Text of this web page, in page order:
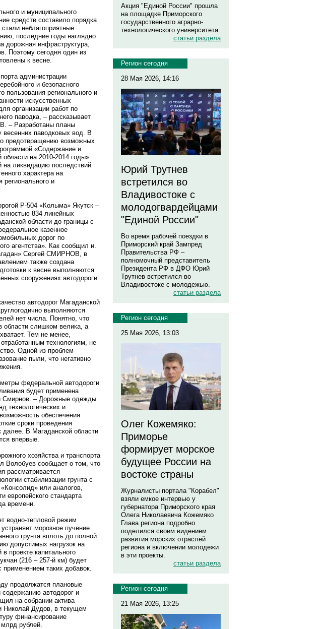
и муниципального
средств составило порядка
неблагоприятные
последние годы наглядно
дорожная инфраструктура,
Поэтому сегодня один из
к весне.
администрации
и безопасного
регионального и
искусственных
организации работ по
паводка, – рассказывает
– Разработаны планы
весенних паводковых вод. В
предотвращению возможных
«Содержание и
на 2010-2014 годы»
ликвидацию последствий
характера на
регионального и
Р-504 «Колыма» Якутск –
834 линейных
области до границы с
казенное
дорог по
агентства». Как сообщил и.
Сергей СМИРНОВ, в
также создана
к весне выполняются
сооружениях автодороги
автодорог Магаданской
выполняются
нет числа. Понятно, что
области слишком велика, а
Тем не менее,
технологиям, не
Одной из проблем
пыли, что негативно
федеральной автодороги
будет применена
Смирнов. – Дорожные одежды
технологических и
обеспечения
сроки проведения
далее. В Магаданской области
впервые.
хозяйства и транспорта
Волобуев сообщает о том, что
рассматривается
стабилизации грунта с
или аналогов,
европейского стандарта
времени.
водно-тепловой режим
морозное пучение
грунта вплоть до полной
допустимых нагрузок на
проекте капитального
(216 – 257-й км) будет
таких добавок.
продолжатся плановые
содержанию автодорог и
на собрании актива
Николай Дудов, в текущем
финансирование
рублей.
Акция "Единой России" прошла
на площадке Приморского
государственного аграрно-
технологического университета
статьи раздела
Регион сегодня
28 Мая 2026, 14:16
Юрий Трутнев
встретился во
Владивостоке с
молодогвардейцами
"Единой России"
Во время рабочей поездки в
Приморский край Зампред
Правительства РФ –
полномочный представитель
Президента РФ в ДФО Юрий
Трутнев встретился во
Владивостоке с молодежью.
статьи раздела
Регион сегодня
25 Мая 2026, 13:03
Олег Кожемяко:
Приморье
формирует морское
будущее России на
востоке страны
Журналисты портала "Корабел"
взяли емкое интервью у
губернатора Приморского края
Олега Николаевича Кожемяко
Глава региона подробно
поделился своим видением
развития морских отраслей
региона и включении молодежи
в эти проекты.
статьи раздела
Регион сегодня
21 Мая 2026, 13:25